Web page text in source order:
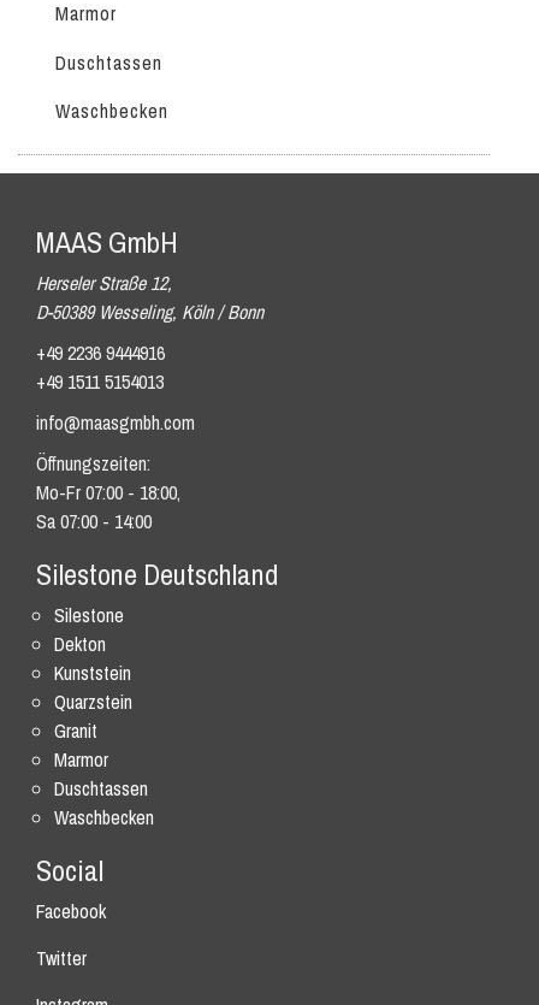
Marmor
Duschtassen
Waschbecken
MAAS GmbH
Herseler Straße 12,
D-50389 Wesseling, Köln / Bonn
+49 2236 9444916
+49 1511 5154013
info@maasgmbh.com
Öffnungszeiten:
Mo-Fr 07:00 - 18:00,
Sa 07:00 - 14:00
Silestone Deutschland
Silestone
Dekton
Kunststein
Quarzstein
Granit
Marmor
Duschtassen
Waschbecken
Social
Facebook
Twitter